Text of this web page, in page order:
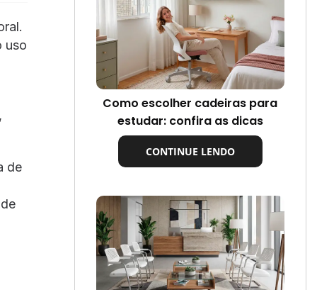
uso
de
Como escolher cadeiras para
estudar: confira as dicas
CONTINUE LENDO